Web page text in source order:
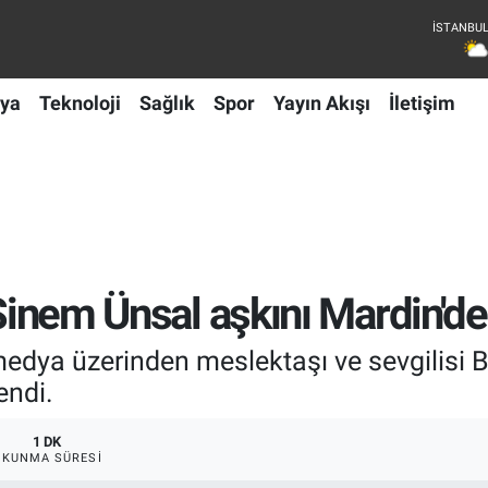
Teknoloji Sağlık Spor Yayın Akışı İletişim
Ünsal aşkını
üzerinden meslektaşı ve sevgilisi
1 DK
SÜRESI